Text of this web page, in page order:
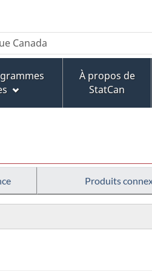
À propos de
StatCan
Produits